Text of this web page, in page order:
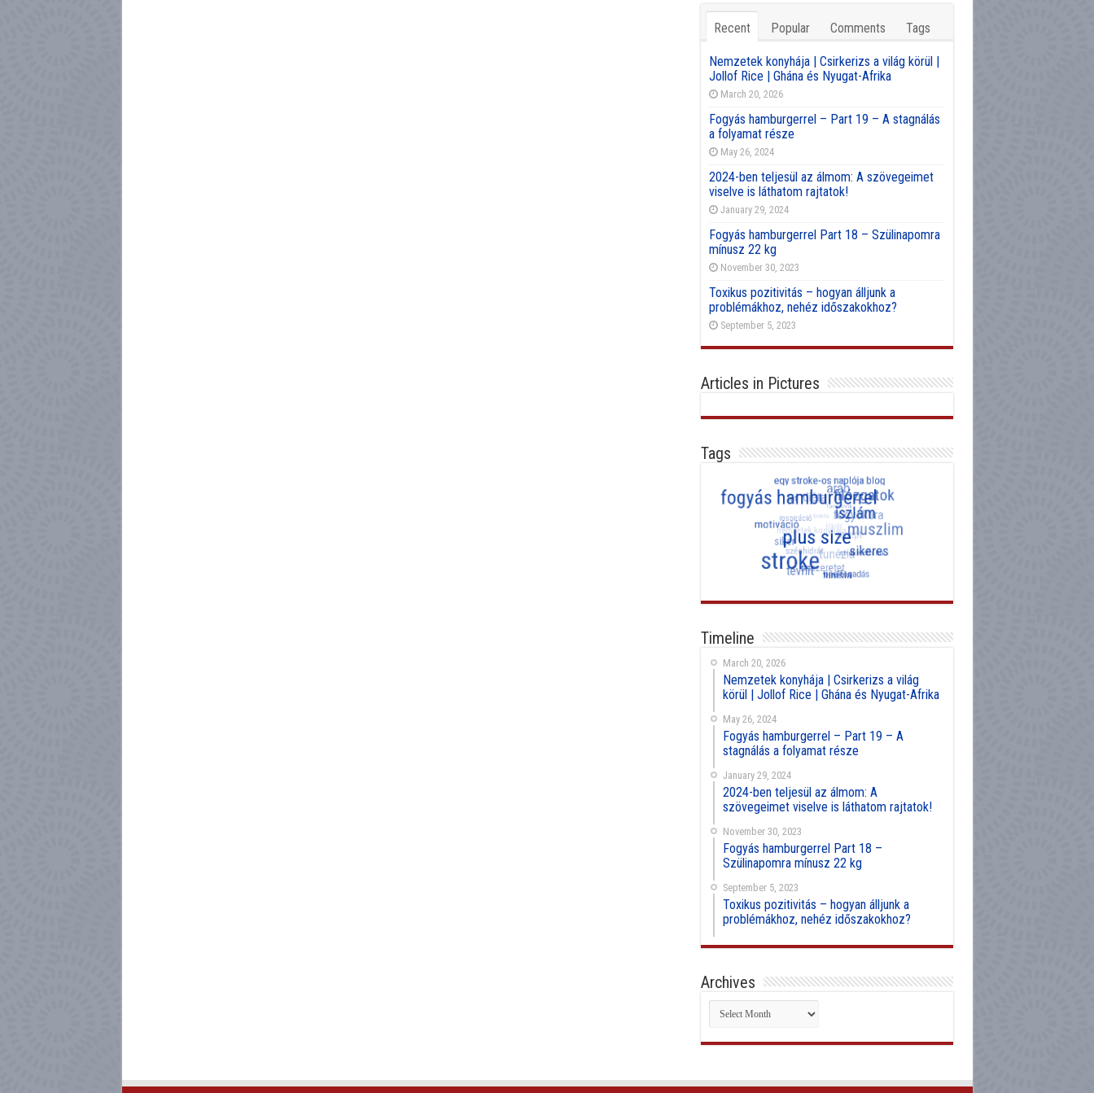
Recent Popular Comments Tags
Nemzetek konyhája | Csirkerizs a világ körül |
Jollof Rice | Ghána és Nyugat-Afrika
March 20, 2026
Fogyás hamburgerrel – Part 19 – A stagnálás
a folyamat része
May 26, 2024
2024-ben teljesül az álmom: A szövegeimet
viselve is láthatom rajtatok!
January 29, 2024
Fogyás hamburgerrel Part 18 – Szülinapomra
mínusz 22 kg
November 30, 2023
Toxikus pozitivitás – hogyan álljunk a
problémákhoz, nehéz időszakokhoz?
September 5, 2023
Articles in Pictures
Tags
Timeline
March 20, 2026
Nemzetek konyhája | Csirkerizs a világ
körül | Jollof Rice | Ghána és Nyugat-Afrika
May 26, 2024
Fogyás hamburgerrel – Part 19 – A
stagnálás a folyamat része
January 29, 2024
2024-ben teljesül az álmom: A
szövegeimet viselve is láthatom rajtatok!
November 30, 2023
Fogyás hamburgerrel Part 18 –
Szülinapomra mínusz 22 kg
September 5, 2023
Toxikus pozitivitás – hogyan álljunk a
problémákhoz, nehéz időszakokhoz?
Archives
Archives